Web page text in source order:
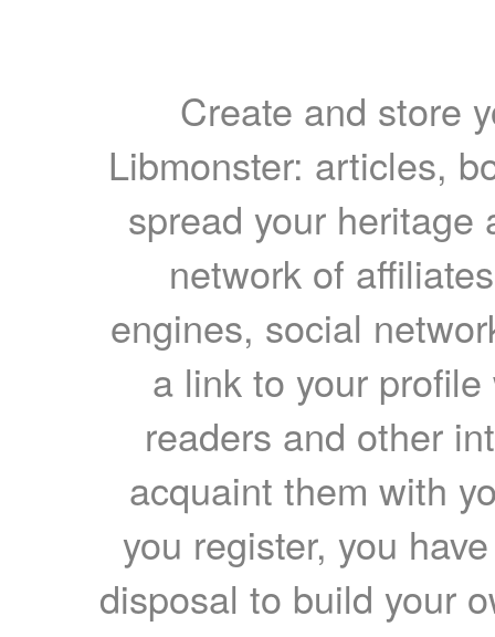
Create and store
Libmonster: articles,
spread your heritage
network of
engines, social
a link to your
readers and other
acquaint them with
you register, you
disposal to build your